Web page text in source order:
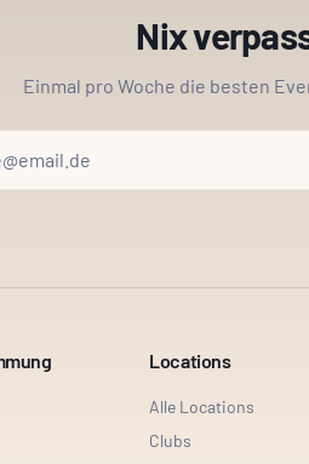
Nix
Einmal pro Woche die besten
Locations
Alle Locations
Clubs